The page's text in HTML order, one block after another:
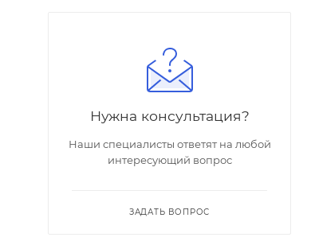
Нужна консультация?
Наши специалисты ответят на любой
интересующий вопрос
ЗАДАТЬ ВОПРОС